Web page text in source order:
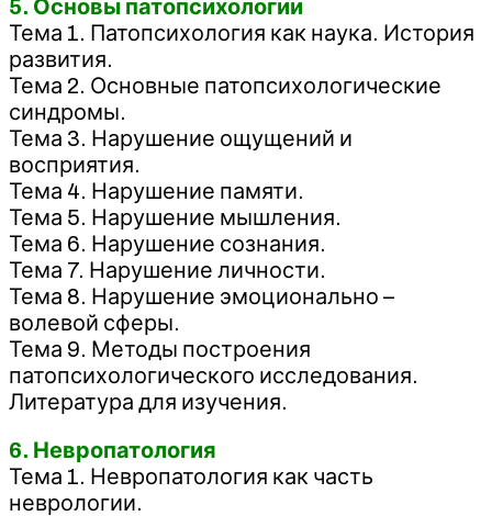
5. Основы патопсихологии
Тема 1. Патопсихология как наука. История
развития.
Тема 2. Основные патопсихологические
синдромы.
Тема 3. Нарушение ощущений и
восприятия.
Тема 4. Нарушение памяти.
Тема 5. Нарушение мышления.
Тема 6. Нарушение сознания.
Тема 7. Нарушение личности.
Тема 8. Нарушение эмоционально –
волевой сферы.
Тема 9. Методы построения
патопсихологического исследования.
Литература для изучения.
6. Невропатология
Тема 1. Невропатология как часть
неврологии.